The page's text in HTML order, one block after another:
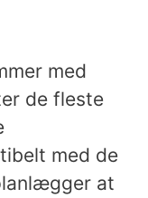
med
de fleste
med de
at